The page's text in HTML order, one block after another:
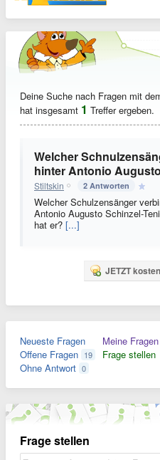
Deine Suche nach Fragen mit
hat insgesamt 1 Treffer ergeben.
Welcher
hinter Antonio
Stiltskin 2 Antworten
Welcher Schulzensänger
Antonio Augusto Schinzel-
hat er? [...]
JETZT
Neueste Fragen
Offene Fragen 19
Ohne Antwort 0
Meine Fragen
Frage stellen
Frage stellen